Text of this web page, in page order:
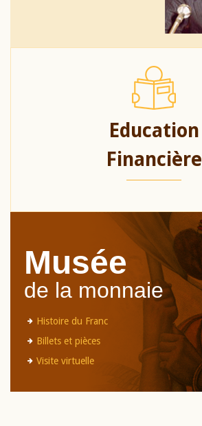
Education
Financière
Musée
de la monnaie
Histoire du Franc
Billets et pièces
Visite virtuelle